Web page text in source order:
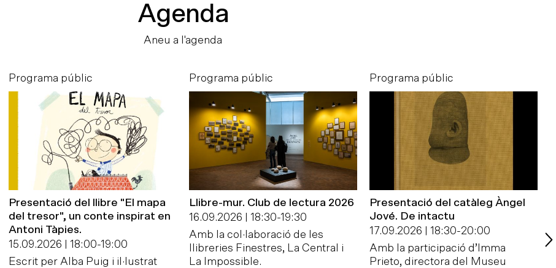
Agenda
Aneu a l'agenda
Programa públic
Presentació del llibre "El mapa
del tresor", un conte inspirat en
Antoni Tàpies.
15.09.2026 | 18:00-19:00
Escrit per Alba Puig i il·lustrat
Programa públic
Llibre-mur. Club de lectura 2026
16.09.2026 | 18:30-19:30
Amb la col·laboració de les
llibreries Finestres, La Central i
La Impossible.
Programa públic
Presentació del catàleg Àngel
Jové. De intactu
17.09.2026 | 18:30-20:00
Amb la participació d’Imma
Prieto, directora del Museu